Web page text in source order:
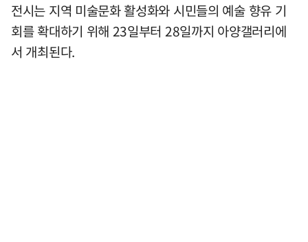
전시는 지역 미술문화 활성화와 시민들의 예술 향유 기
회를 확대하기 위해 23일부터 28일까지 아양갤러리에
서 개최된다.